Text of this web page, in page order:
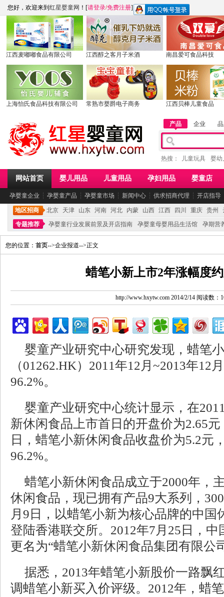
您好，欢迎来到 红星婴童网 ！[请登录/免费注册]
江西麦嘟嘟食品有限公司 江西醇之客月子米酒 南昌爱可食品科技
上海怡氏食品科技有限公司 常熟市婴爵电子商务 江西贝棒儿童食品
产品 企业
热搜： 儿童玩具 婴幼
网站首页 婴儿用品 儿童用品 孕妇用品 婴童店
孕婴童企业 ┆ 孕婴童产品 ┆ 孕婴童市场 ┆ 新闻中心 ┆ 供求招商代理 ┆ 开店指导
地区招商 北京 天津 山东 河南 河北 内蒙 山西 江西 四川 重庆 贵州
专题推荐
孕婴童行业发展前景及开店指南 孕婴童母婴用品生活馆 孕期营
您的位置： 首页-->企业报道-->正文
蜡笔小新上市2年涨幅度
http://www.hxytw.com 2014/2/14 阅读数：
婴童产业研究中心研究发现，蜡笔
（01262.HK）2011年12月~2013年12
96.2%。
婴童产业研究中心统计显示，在
新休闲食品上市首日的开盘价为2.65元
日，蜡笔小新休闲食品收盘价为5.2元
96.2%。
蜡笔小新休闲食品成立于2000年，
休闲食品，现已拥有产品9大系列，
月9日，以蜡笔小新为核心品牌的中国
登陆香港联交所。2012年7月25日，
更名为“蜡笔小新休闲食品集团有限公
据悉，2013年蜡笔小新股价一路飘
调蜡笔小新买入价评级。2012年，蜡